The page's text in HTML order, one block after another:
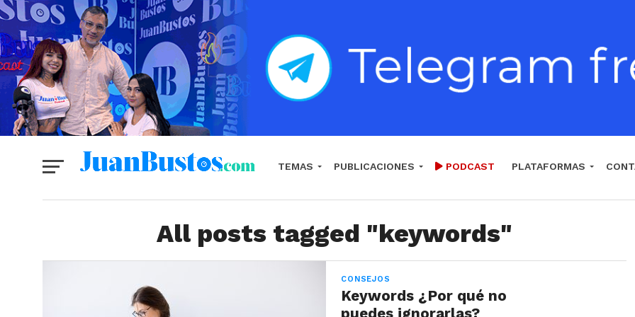
TEMAS PUBLICACIONES PODCAST PLATAFORMAS
All posts tagged "keywords"
CONSEJOS
Keywords ¿Por qué no
puedes ignorarlas?